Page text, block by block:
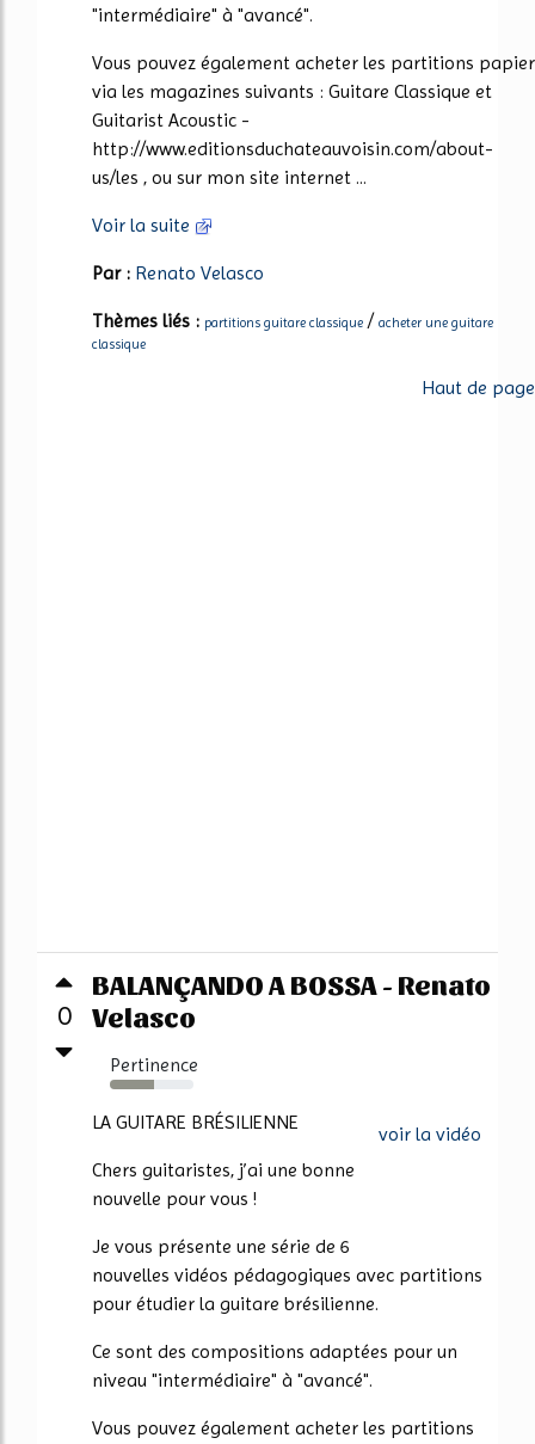
"intermédiaire" à "avancé".
Vous pouvez également acheter les partitions papier
via les magazines suivants : Guitare Classique et
Guitarist Acoustic -
http://www.editionsduchateauvoisin.com/about-
us/les , ou sur mon site internet ...
Voir la suite
Par : Renato Velasco
Thèmes liés : partitions guitare classique / acheter une guitare
classique
Haut de page
0
BALANÇANDO A BOSSA - Renato
Velasco
Pertinence
53%
voir la vidéo
LA GUITARE BRÉSILIENNE
Chers guitaristes, j’ai une bonne
nouvelle pour vous !
Je vous présente une série de 6
nouvelles vidéos pédagogiques avec partitions
pour étudier la guitare brésilienne.
Ce sont des compositions adaptées pour un
niveau "intermédiaire" à "avancé".
Vous pouvez également acheter les partitions